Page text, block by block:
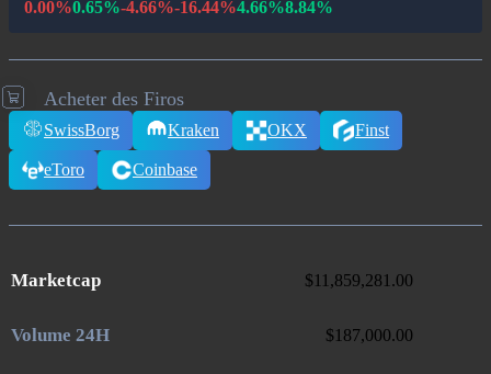
Acheter des Firos
SwissBorg Kraken OKX Finst
eToro Coinbase
Marketcap $11,859,281.00
Volume 24H $187,000.00
0.00%0.65%-4.66%-16.44%4.66%8.84%